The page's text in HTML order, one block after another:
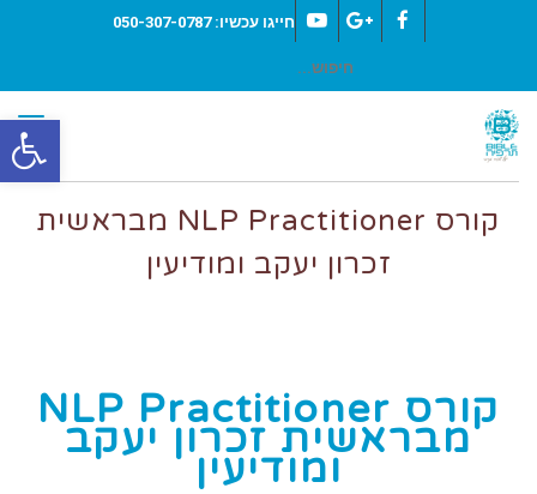
Facebook
Google+
YouTube
חייגו עכשיו: 050-307-0787
קורס NLP Practitioner מבראשית
זכרון יעקב ומודיעין
קורס NLP Practitioner
מבראשית זכרון יעקב
ומודיעין